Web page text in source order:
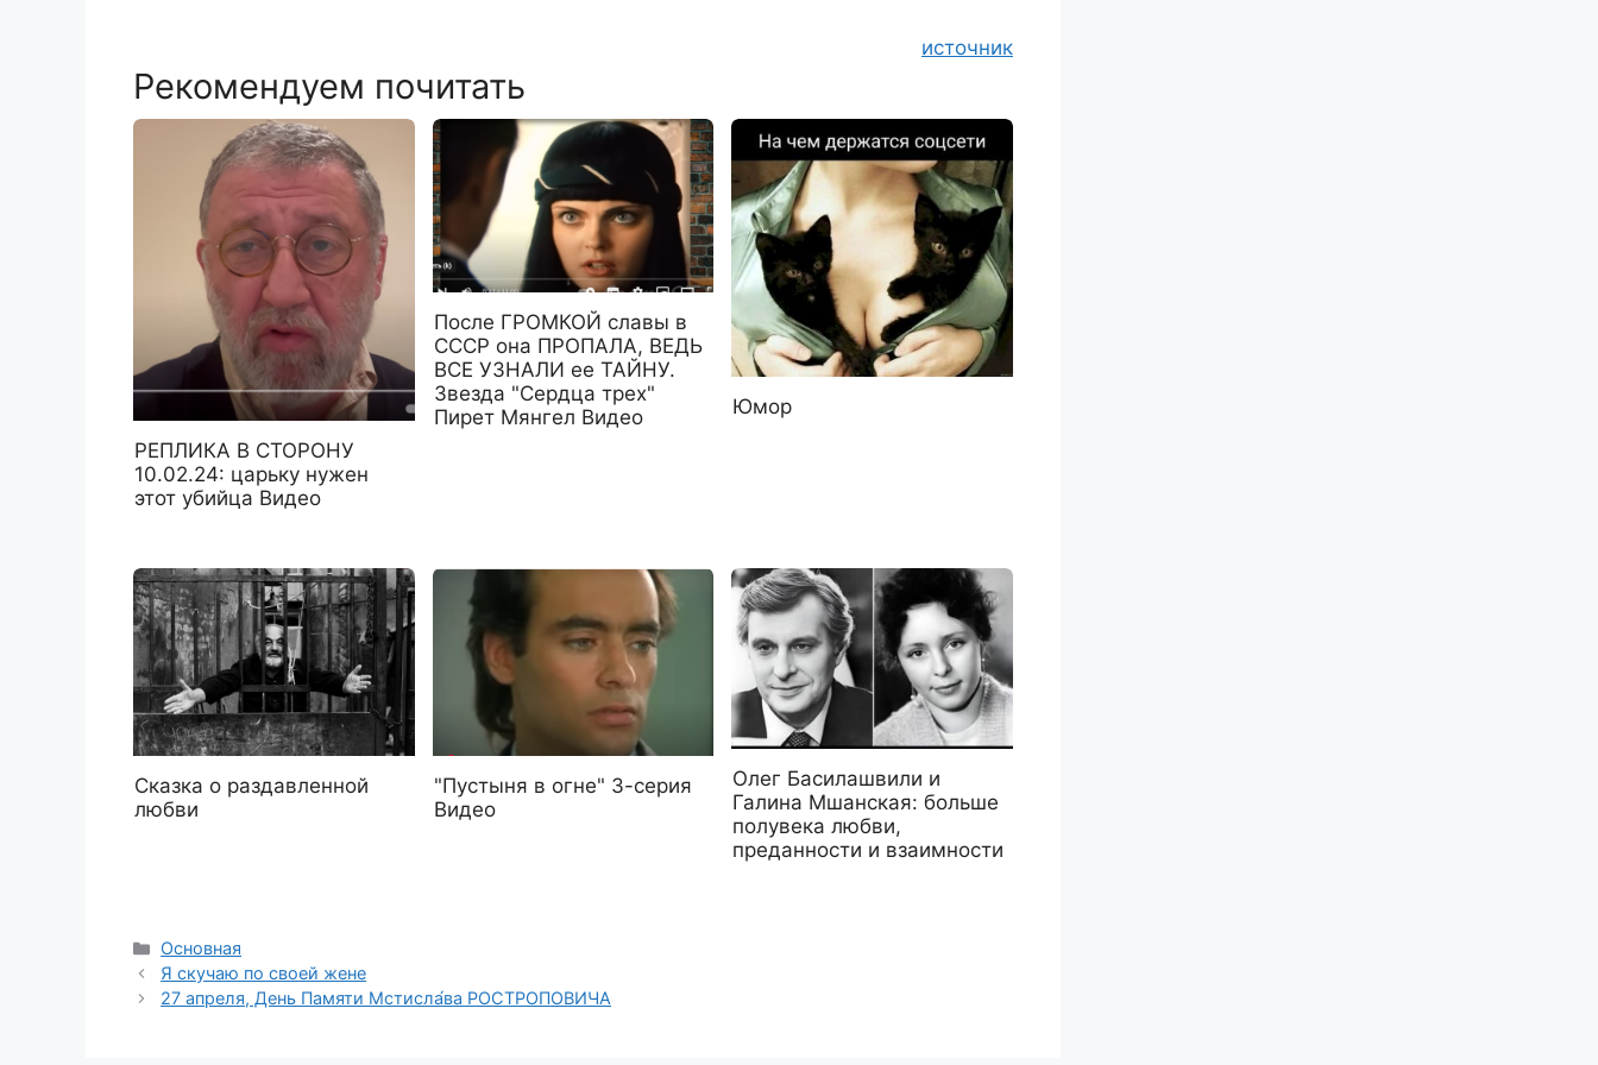
источник
Рекомендуем почитать
РЕПЛИКА В СТОРОНУ
10.02.24: царьку нужен
этот убийца Видео
После ГРОМКОЙ славы в
СССР она ПРОПАЛА, ВЕДЬ
ВСЕ УЗНАЛИ ее ТАЙНУ.
Звезда "Сердца трех"
Пирет Мянгел Видео
Юмор
Сказка о раздавленной
любви
"Пустыня в огне" 3-серия
Видео
Олег Басилашвили и
Галина Мшанская: больше
полувека любви,
преданности и взаимности
Рубрики
Основная
Я скучаю по своей жене
27 апреля, День Памяти Мстисла́ва РОСТРОПОВИЧА